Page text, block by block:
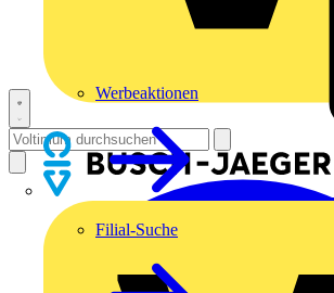
Werbeaktionen
Filial-Suche